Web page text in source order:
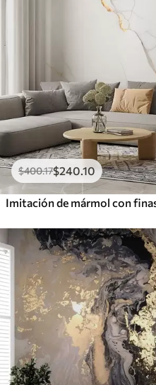
$400.17$240.10